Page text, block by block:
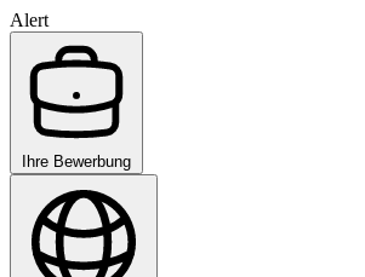
Alert
Ihre Bewerbung